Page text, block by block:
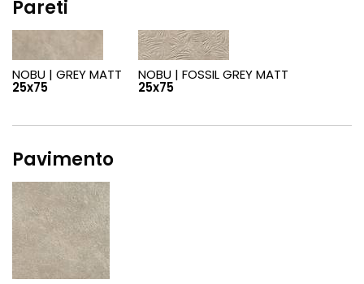
Pareti
NOBU | GREY MATT
25x75
NOBU | FOSSIL GREY MATT
25x75
Pavimento